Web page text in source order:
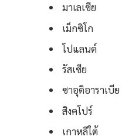
มาเลเซีย
เม็กซิโก
โปแลนด์
รัสเซีย
ซาอุดิอาราเบีย
สิงคโปร์
เกาหลีใต้